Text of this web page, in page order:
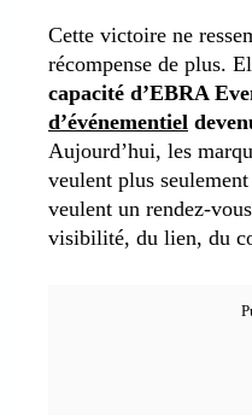
Cette victoire ne
récompense de plus.
capacité d’EBRA
d’événementiel
Aujourd’hui, les
veulent plus
veulent un rendez-
visibilité, du lien, du